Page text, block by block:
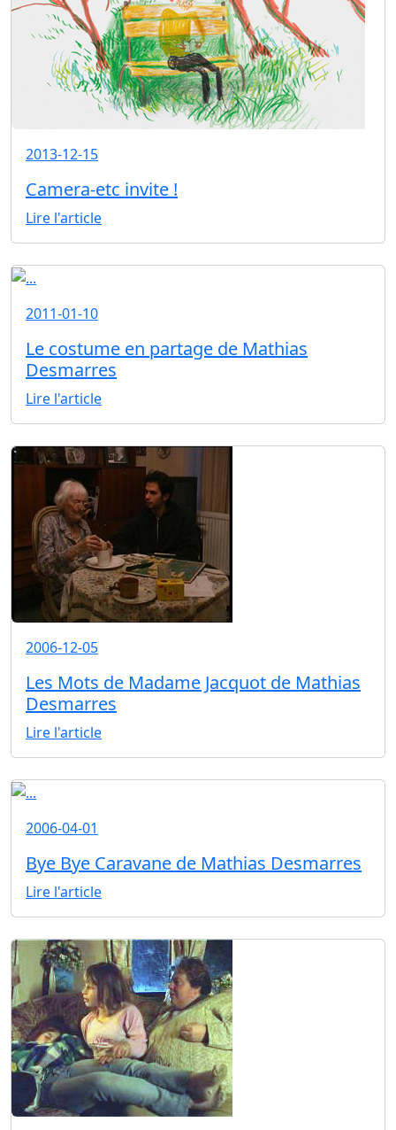
2013-12-15
Camera-etc invite !
Lire l'article
2011-01-10
Le costume en partage de Mathias
Desmarres
Lire l'article
2006-12-05
Les Mots de Madame Jacquot de Mathias
Desmarres
Lire l'article
2006-04-01
Bye Bye Caravane de Mathias Desmarres
Lire l'article